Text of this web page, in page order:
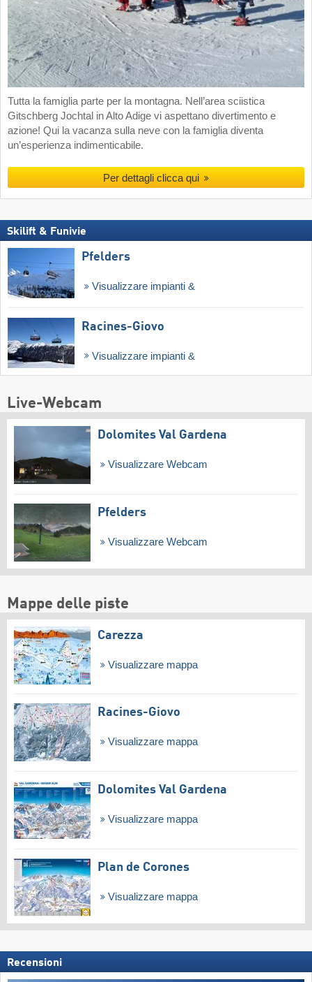
Tutta la famiglia parte per la montagna. Nell’area sciistica
Gitschberg Jochtal in Alto Adige vi aspettano divertimento e
azione! Qui la vacanza sulla neve con la famiglia diventa
un’esperienza indimenticabile.
Per dettagli clicca qui
Skilift & Funivie
Pfelders
Visualizzare impianti &
Racines-Giovo
Visualizzare impianti &
Live-Webcam
Dolomites Val Gardena
Visualizzare Webcam
Pfelders
Visualizzare Webcam
Mappe delle piste
Carezza
Visualizzare mappa
Racines-Giovo
Visualizzare mappa
Dolomites Val Gardena
Visualizzare mappa
Plan de Corones
Visualizzare mappa
Recensioni